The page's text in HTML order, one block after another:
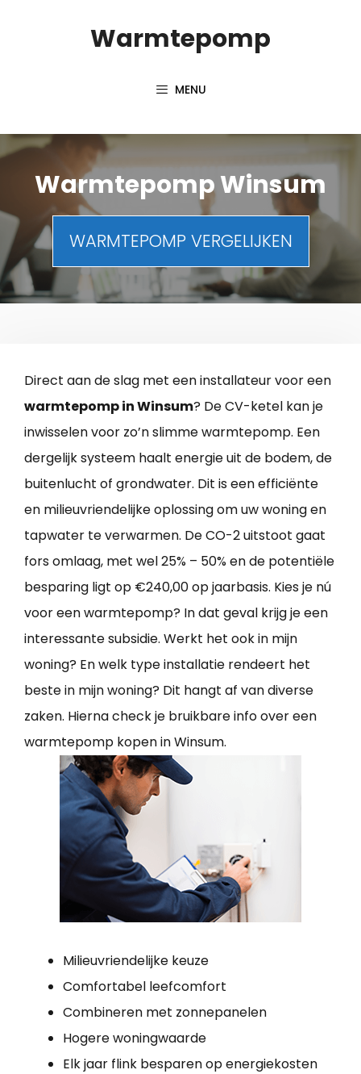
Warmtepomp
MENU
Warmtepomp Winsum
WARMTEPOMP VERGELIJKEN
Direct aan de slag met een installateur voor een
warmtepomp in Winsum? De CV-ketel kan je
inwisselen voor zo’n slimme warmtepomp. Een
dergelijk systeem haalt energie uit de bodem, de
buitenlucht of grondwater. Dit is een efficiënte
en milieuvriendelijke oplossing om uw woning en
tapwater te verwarmen. De CO-2 uitstoot gaat
fors omlaag, met wel 25% – 50% en de potentiële
besparing ligt op €240,00 op jaarbasis. Kies je nú
voor een warmtepomp? In dat geval krijg je een
interessante subsidie. Werkt het ook in mijn
woning? En welk type installatie rendeert het
beste in mijn woning? Dit hangt af van diverse
zaken. Hierna check je bruikbare info over een
warmtepomp kopen in Winsum.
Milieuvriendelijke keuze
Comfortabel leefcomfort
Combineren met zonnepanelen
Hogere woningwaarde
Elk jaar flink besparen op energiekosten